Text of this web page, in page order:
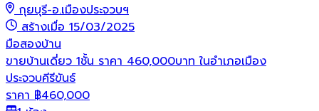
กุยบุรี-อ.เมืองประจวบฯ
สร้างเมื่อ 15/03/2025
มือสองบ้าน
ขายบ้านเดี่ยว 1ชั้น ราคา 460,000บาท ในอำเภอเมือง
ประจวบคีรีขันธ์
ราคา ฿460,000